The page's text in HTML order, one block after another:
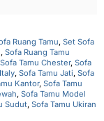
Ruang Tamu, Set Sofa
, Sofa Ruang Tamu
Sofa Tamu Chester, Sofa
, Sofa Tamu Jati, Sofa
Kantor, Sofa Tamu
, Sofa Tamu Model
Sudut, Sofa Tamu Ukiran